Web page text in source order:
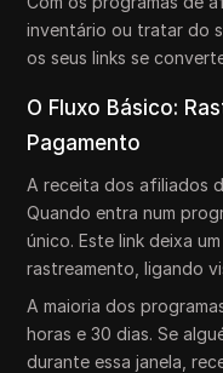
inventário ou tratar do
os seus links se
O Fluxo Básico:
Pagamento
A receita dos afiliados
Quando entra num
único. Este link deixa
rastreamento, ligando
A maioria dos
horas e 30 dias. Se
durante essa janela,